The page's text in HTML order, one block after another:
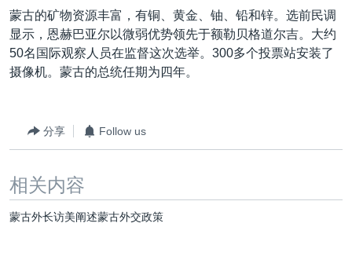
跳
转
到
索
欧洲
非洲
美洲
科教·文娱·体健
军事
劳工
白宫要闻
国会报道
美中关系
埃博拉疫情
重要讲话与声明
台海两岸关系
VOA视频
VOA今日焦点
中文广播
蒙古的矿物资源丰富，有铜、黄金、铀、铅和锌。选前民调
显示，恩赫巴亚尔以微弱优势领先于额勒贝格道尔吉。大约
50名国际观察人员在监督这次选举。300多个投票站安装了
摄像机。蒙古的总统任期为四年。
分享 Follow us
相关内容
蒙古外长访美阐述蒙古外交政策